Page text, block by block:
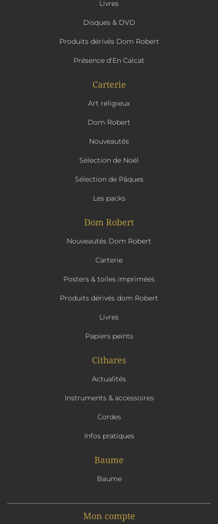
Livres
Disques & DVD
Produits dérivés Dom Robert
Présence d'En Calcat
Carterie
Art religieux
Dom Robert
Nouveautés
Sélection de Noël
Sélection de Pâques
Les packs
Dom Robert
Nouveautés Dom Robert
Carterie
Posters & toiles imprimées
Produits dérivés dom Robert
Livres
Papiers peints
Cithares
Actualités
Instruments & accessoires
Cordes
Infos pratiques
Baume
Baume
Mon compte